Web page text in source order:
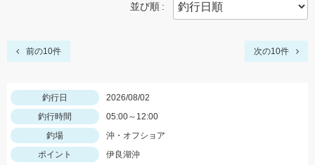
並び順
前の10件 次の10件
釣行日
2026/08/02
釣行時間
05:00～12:00
釣場
沖・オフショア
ポイント
伊良湖沖